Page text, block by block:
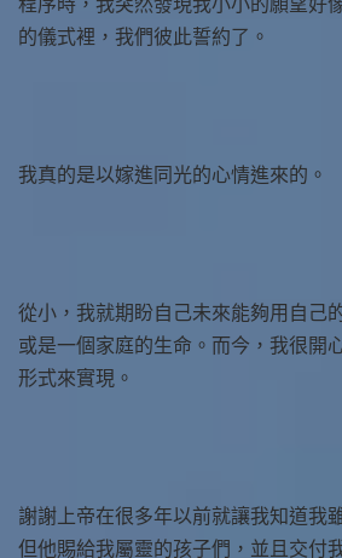
的儀式裡，我們彼此誓約了。
我真的是以嫁進同光的心情進來的。
從小，我就期盼自己未來能夠用自己
或是一個家庭的生命。而今，我很開
形式來實現。
謝謝上帝在很多年以前就讓我知道我
但他賜給我屬靈的孩子們，並且交付